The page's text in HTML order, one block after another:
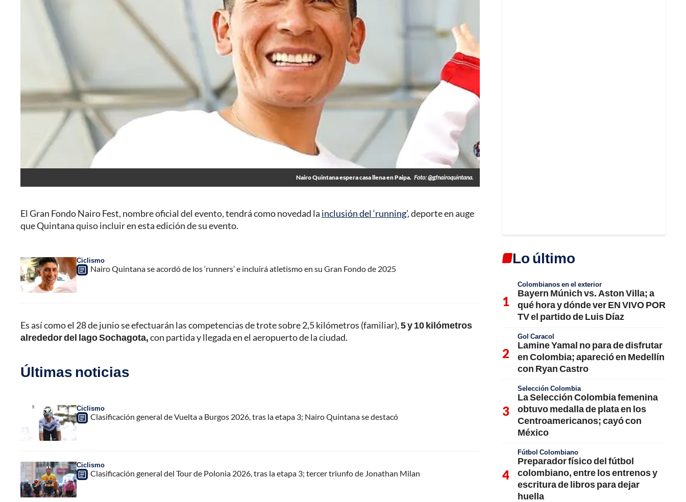
Nairo Quintana espera casa llena en Paipa. Foto: @gfnairoquintana.
El Gran Fondo Nairo Fest, nombre oficial del evento, tendrá como novedad la inclusión del ‘running’, deporte en auge
que Quintana quiso incluir en esta edición de su evento.
Ciclismo
Nairo Quintana se acordó de los ‘runners’ e incluirá atletismo en su Gran Fondo de 2025
Es así como el 28 de junio se efectuarán las competencias de trote sobre 2,5 kilómetros (familiar),5 y 10 kilómetros
alrededor del lago Sochagota,con partida y llegada en el aeropuerto de la ciudad.
Últimas noticias
Ciclismo
Clasificación general de Vuelta a Burgos 2026, tras la etapa 3; Nairo Quintana se destacó
Ciclismo
Clasificación general del Tour de Polonia 2026, tras la etapa 3; tercer triunfo de Jonathan Milan
Lo último
Colombianos en el exterior
Bayern Múnich vs. Aston Villa; a
qué hora y dónde ver EN VIVO POR
TV el partido de Luis Díaz
Gol Caracol
Lamine Yamal no para de disfrutar
en Colombia; apareció en Medellín
con Ryan Castro
Selección Colombia
La Selección Colombia femenina
obtuvo medalla de plata en los
Centroamericanos; cayó con
México
Fútbol Colombiano
Preparador físico del fútbol
colombiano, entre los entrenos y
escritura de libros para dejar
huella